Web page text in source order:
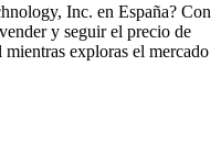
Inc. en España? Con
y seguir el precio de
exploras el mercado